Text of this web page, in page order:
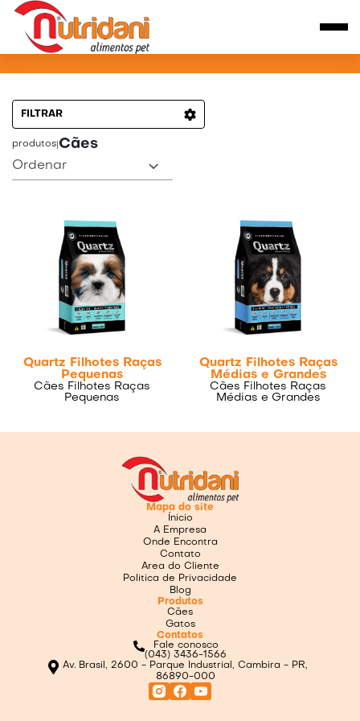
PRODUTOS PARA CÃES
FILTRAR
produtos Cães
Ordenar
Quartz Filhotes Raças
Pequenas
Cães Filhotes Raças
Pequenas
Quartz Filhotes Raças
Médias e Grandes
Cães Filhotes Raças
Médias e Grandes
Mapa do site
Ínicio
A Empresa
Onde Encontra
Contato
Area do Cliente
Politica de Privacidade
Blog
Produtos
Cães
Gatos
Contatos
Fale conosco
(043) 3436-1566
Av. Brasil, 2600 - Parque Industrial, Cambira - PR,
86890-000